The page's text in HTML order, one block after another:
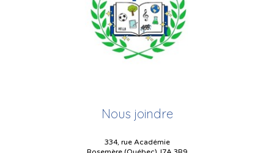
Nous joindre
334, rue Académie